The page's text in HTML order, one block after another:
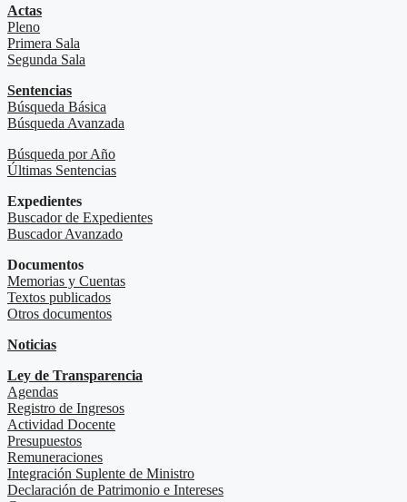
Actas
Pleno
Primera Sala
Segunda Sala
Sentencias
Búsqueda Básica
Búsqueda Avanzada
Búsqueda por Año
Últimas Sentencias
Expedientes
Buscador de Expedientes
Buscador Avanzado
Documentos
Memorias y Cuentas
Textos publicados
Otros documentos
Noticias
Ley de Transparencia
Agendas
Registro de Ingresos
Actividad Docente
Presupuestos
Remuneraciones
Integración Suplente de Ministro
Declaración de Patrimonio e Intereses